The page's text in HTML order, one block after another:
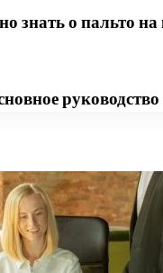
знать о пальто
руководство